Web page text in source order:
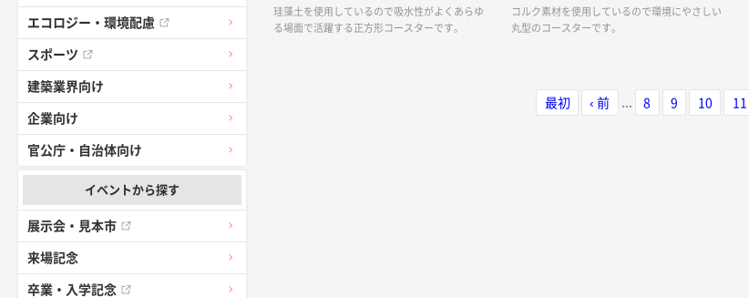
エコロジー・環境配慮
スポーツ
建築業界向け
企業向け
官公庁・自治体向け
イベントから探す
展示会・見本市
来場記念
卒業・入学記念
珪藻土を使用しているので吸水性がよくあらゆ
る場面で活躍する正方形コースターです。
コルク素材を使用しているので環境にやさしい
丸型のコースターです。
最初 ‹ 前 8 9 10 11